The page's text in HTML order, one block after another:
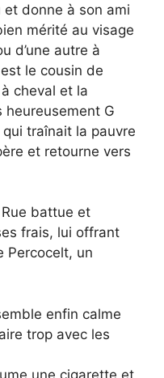
et donne à son ami
mérité au visage
d’une autre à
le cousin de
cheval et la
heureusement G
traînait la pauvre
et retourne vers
battue et
frais, lui offrant
Percocelt, un
enfin calme
trop avec les
une cigarette et